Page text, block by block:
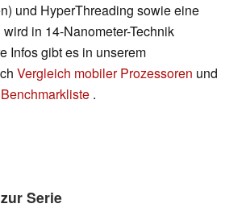
und HyperThreading sowie eine
in 14-Nanometer-Technik
Infos gibt es in unserem
Vergleich mobiler Prozessoren und
.
Serie